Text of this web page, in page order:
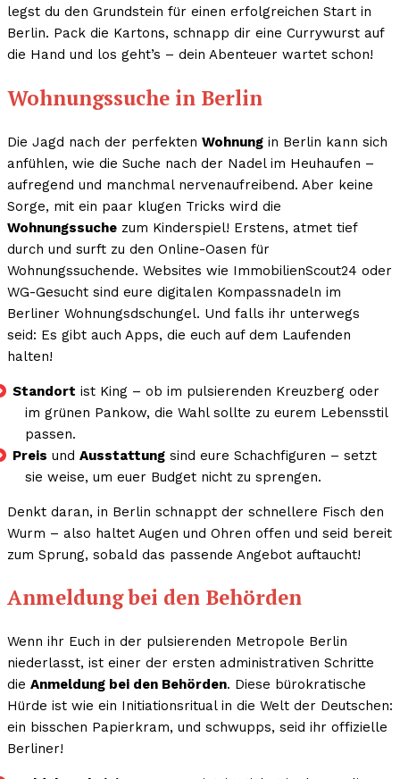
legst du den Grundstein für einen erfolgreichen Start in
Berlin. Pack die Kartons, schnapp dir eine Currywurst auf
die Hand und los geht’s – dein Abenteuer wartet schon!
Wohnungssuche in Berlin
Die Jagd nach der perfekten Wohnung in Berlin kann sich
anfühlen, wie die Suche nach der Nadel im Heuhaufen –
aufregend und manchmal nervenaufreibend. Aber keine
Sorge, mit ein paar klugen Tricks wird die
Wohnungssuche zum Kinderspiel! Erstens, atmet tief
durch und surft zu den Online-Oasen für
Wohnungssuchende. Websites wie ImmobilienScout24 oder
WG-Gesucht sind eure digitalen Kompassnadeln im
Berliner Wohnungsdschungel. Und falls ihr unterwegs
seid: Es gibt auch Apps, die euch auf dem Laufenden
halten!
Standort ist King – ob im pulsierenden Kreuzberg oder
im grünen Pankow, die Wahl sollte zu eurem Lebensstil
passen.
Preis und Ausstattung sind eure Schachfiguren – setzt
sie weise, um euer Budget nicht zu sprengen.
Denkt daran, in Berlin schnappt der schnellere Fisch den
Wurm – also haltet Augen und Ohren offen und seid bereit
zum Sprung, sobald das passende Angebot auftaucht!
Anmeldung bei den Behörden
Wenn ihr Euch in der pulsierenden Metropole Berlin
niederlasst, ist einer der ersten administrativen Schritte
die Anmeldung bei den Behörden. Diese bürokratische
Hürde ist wie ein Initiationsritual in die Welt der Deutschen:
ein bisschen Papierkram, und schwupps, seid ihr offizielle
Berliner!